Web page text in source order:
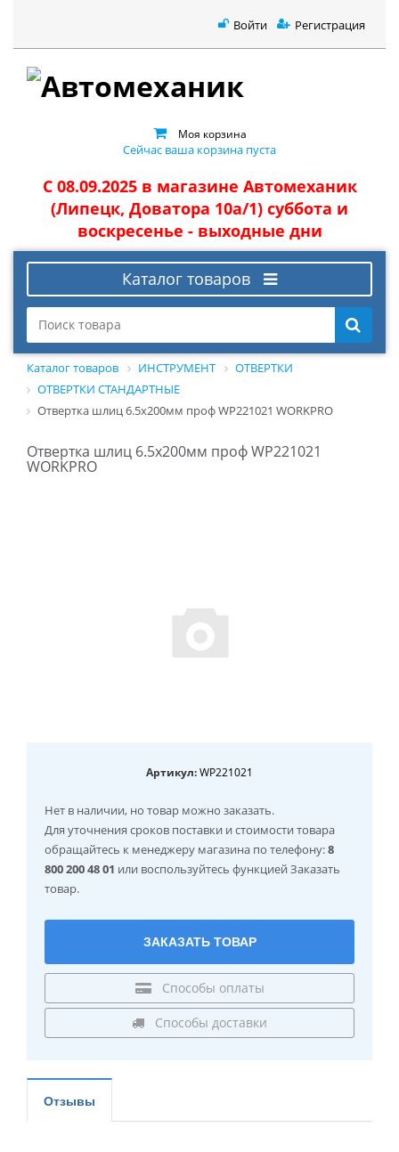
Войти Регистрация
Моя корзина
Сейчас ваша корзина пуста
С 08.09.2025 в магазине Автомеханик
(Липецк, Доватора 10а/1) суббота и
воскресенье - выходные дни
Каталог товаров
Каталог товаров ИНСТРУМЕНТ
ОТВЕРТКИ
ОТВЕРТКИ СТАНДАРТНЫЕ
Отвертка шлиц 6.5х200мм проф WP221021 WORKPRO
Отвертка шлиц 6.5х200мм проф WP221021
WORKPRO
Артикул:WP221021
Нет в наличии, но товар можно заказать.
Для уточнения сроков поставки и стоимости товара
обращайтесь к менеджеру магазина по телефону:8
800 200 48 01 или воспользуйтесь функцией Заказать
товар.
ЗАКАЗАТЬ ТОВАР
Способы оплаты
Способы доставки
Отзывы